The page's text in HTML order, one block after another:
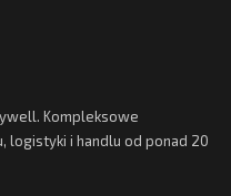
Kompleksowe
logistyki i handlu od ponad 20